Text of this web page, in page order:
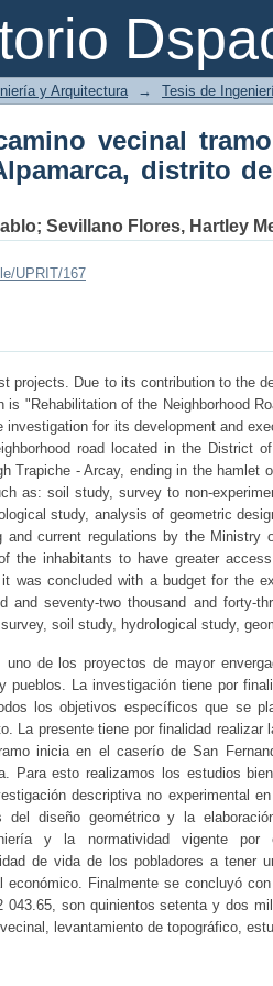
camino vecinal
Parcoy, Pataz, la
y Arquitectura → Tesis de
vecinal
distrito
; Sevillano Flores, Hartley
UPRIT/167
projects. Due to its contribution to the
"Rehabilitation of the Neighborhood
for its development and
road located in the District
Trapiche - Arcay, ending in the hamlet
as: soil study, survey to non-
study, analysis of geometric
and current regulations by the Ministry
the inhabitants to have greater
was concluded with a budget for the
seventy-two thousand and forty-
soil study, hydrological study,
de los proyectos de mayor
La investigación tiene por
los objetivos específicos que se
La presente tiene por finalidad realizar
inicia en el caserío de San
Para esto realizamos los estudios
descriptiva no experimental
del diseño geométrico y la
y la normatividad vigente por
de vida de los pobladores a tener
Finalmente se concluyó
son quinientos setenta y dos
levantamiento de topográfico,